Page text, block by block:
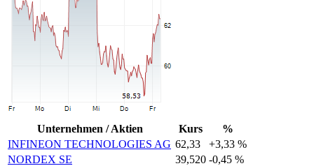
Unternehmen / Aktien Kurs
%
INFINEON TECHNOLOGIES AG 62,33
+3,33 %
NORDEX SE
39,520 -0,45 %